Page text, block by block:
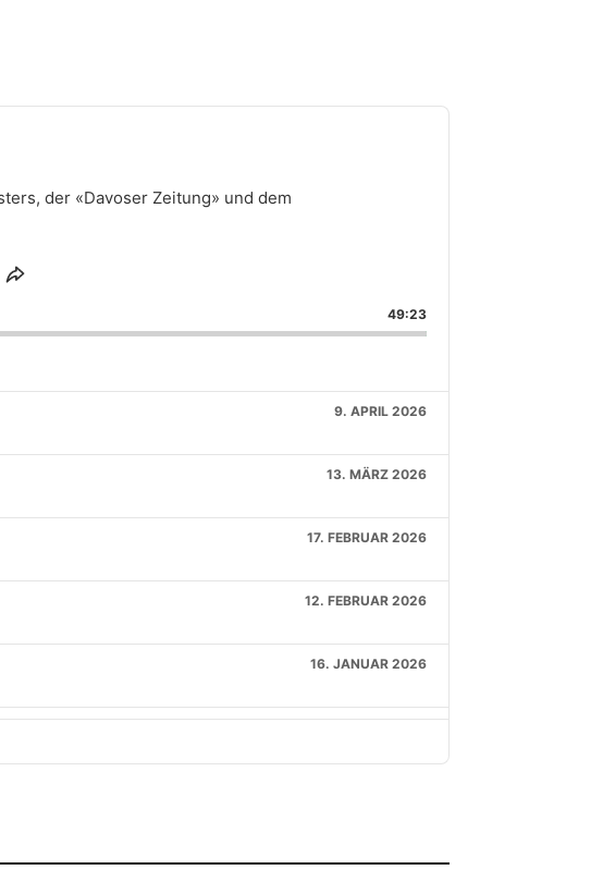
der «Davoser Zeitung» und dem
Share
Episode
49:23
9. APRIL 2026
13. MÄRZ 2026
17. FEBRUAR 2026
12. FEBRUAR 2026
16. JANUAR 2026